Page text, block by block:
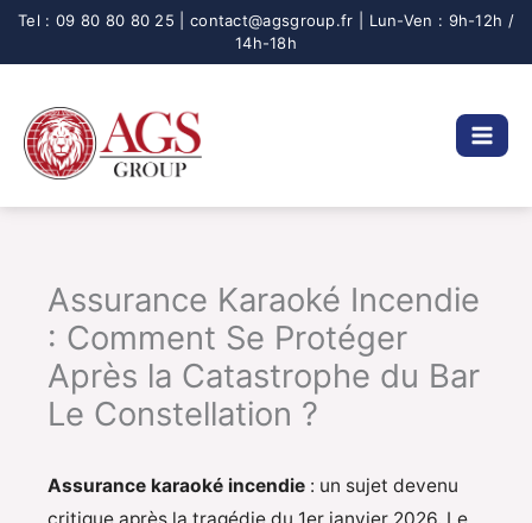
Aller
Assurance Karaoké Incendie
: Comment Se Protéger
Après la Catastrophe du Bar
Le Constellation ?
Assurance karaoké incendie : un sujet devenu